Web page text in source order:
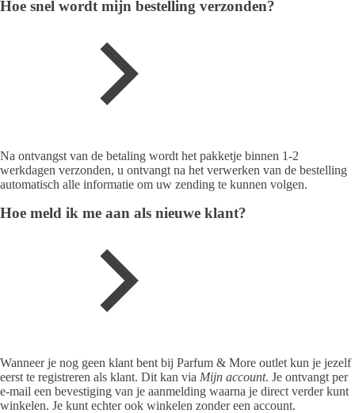
Hoe snel wordt mijn bestelling verzonden?
Na ontvangst van de betaling wordt het pakketje binnen 1-2
werkdagen verzonden, u ontvangt na het verwerken van de bestelling
automatisch alle informatie om uw zending te kunnen volgen.
Hoe meld ik me aan als nieuwe klant?
Wanneer je nog geen klant bent bij Parfum & More outlet kun je jezelf
eerst te registreren als klant. Dit kan via Mijn account. Je ontvangt per
e-mail een bevestiging van je aanmelding waarna je direct verder kunt
winkelen. Je kunt echter ook winkelen zonder een account.